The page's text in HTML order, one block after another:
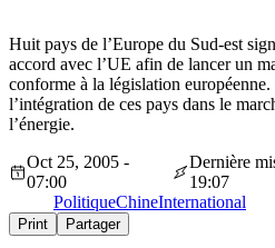
Huit pays de l’Europe du Sud-est
accord avec l’UE afin de lancer un
conforme à la législation européenne.
l’intégration de ces pays dans le
l’énergie.
Oct 25, 2005 -
07:00
Dernière
19:07
PolitiqueChineInternational
Print Partager